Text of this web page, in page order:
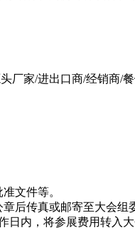
家/进出口商/经销商/
文件等。
后传真或邮寄至大会组
内，将参展费用转入